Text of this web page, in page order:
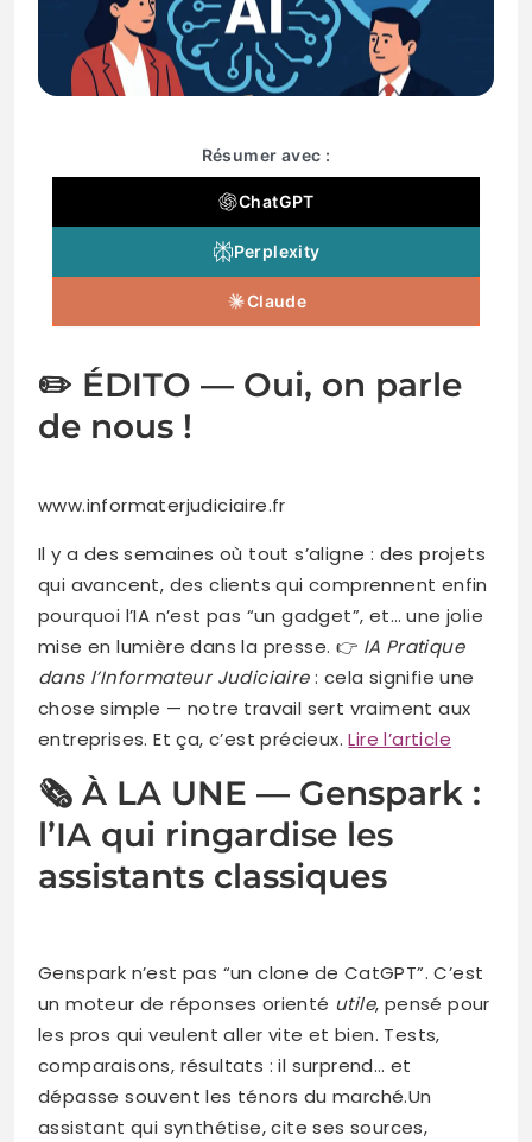
Résumer avec :
ChatGPT
Perplexity
Claude
✏️ ÉDITO — Oui, on parle
de nous !
www.informaterjudiciaire.fr
Il y a des semaines où tout s’aligne : des projets
qui avancent, des clients qui comprennent enfin
pourquoi l’IA n’est pas “un gadget”, et… une jolie
mise en lumière dans la presse. 👉 IA Pratique
dans l’Informateur Judiciaire: cela signifie une
chose simple — notre travail sert vraiment aux
entreprises. Et ça, c’est précieux.Lire l’article
🗞️ À LA UNE — Genspark :
l’IA qui ringardise les
assistants classiques
Genspark n’est pas “un clone de CatGPT”. C’est
un moteur de réponses orienté utile, pensé pour
les pros qui veulent aller vite et bien. Tests,
comparaisons, résultats : il surprend… et
dépasse souvent les ténors du marché.Un
assistant qui synthétise, cite ses sources,